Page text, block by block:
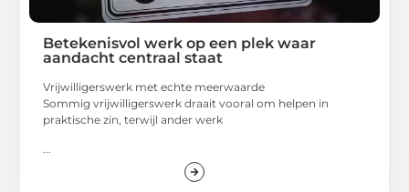
Betekenisvol werk op een plek waar
aandacht centraal staat
Vrijwilligerswerk met echte meerwaarde
Sommig vrijwilligerswerk draait vooral om helpen in
praktische zin, terwijl ander werk
...